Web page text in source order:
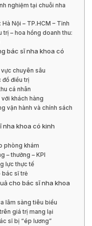
nghiệm tại chuỗi nha
Nội – TP.HCM – Tỉnh
trị – hoa hồng doanh thu:
bác sĩ nha khoa có
chuyên sâu
đồ điều trị
cá nhân
khách hàng
vận hành và chính sách
nha khoa có kinh
phòng khám
– thưởng – KPI
lực thực tế
bác sĩ trẻ
cho bác sĩ nha khoa
lâm sàng tiêu biểu
giá trị mang lại
sĩ bị “ép lương”